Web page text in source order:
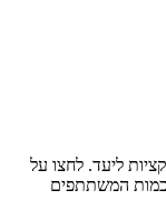
ליעד. לחצו על
המשתתפים